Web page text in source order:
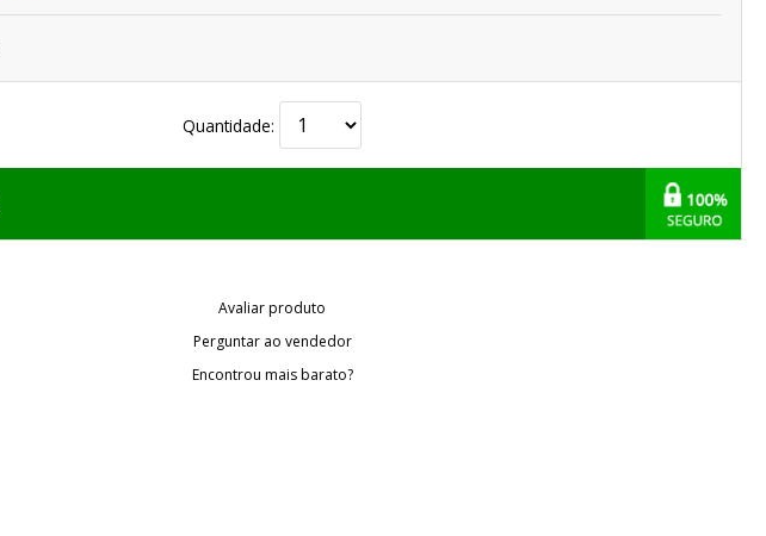
Quantidade:
Avaliar produto
Perguntar ao vendedor
Encontrou mais barato?